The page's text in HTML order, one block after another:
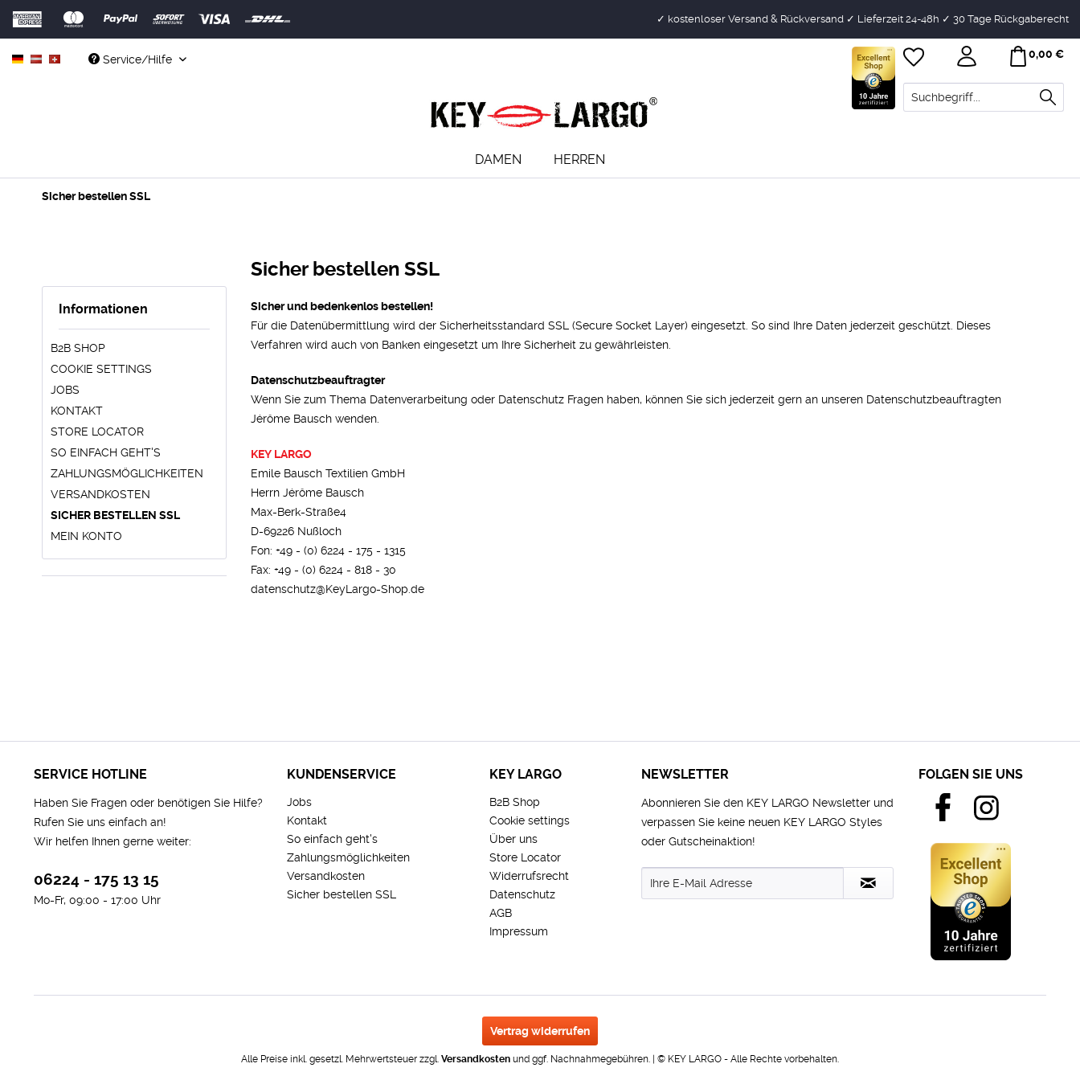
✓ kostenloser Versand & Rückversand ✓ Lieferzeit 24-48h ✓ 30 Tage Rückgaberecht
Service/Hilfe 0,00 €
DAMEN HERREN
Sicher bestellen SSL
Informationen
B2B SHOP
COOKIE SETTINGS
JOBS
KONTAKT
STORE LOCATOR
SO EINFACH GEHT'S
ZAHLUNGSMÖGLICHKEITEN
VERSANDKOSTEN
SICHER BESTELLEN SSL
MEIN KONTO
Sicher bestellen SSL
Sicher und bedenkenlos bestellen!
Für die Datenübermittlung wird der Sicherheitsstandard SSL (Secure Socket Layer) eingesetzt. So sind Ihre Daten jederzeit geschützt. Dieses
Verfahren wird auch von Banken eingesetzt um Ihre Sicherheit zu gewährleisten.
Datenschutzbeauftragter
Wenn Sie zum Thema Datenverarbeitung oder Datenschutz Fragen haben, können Sie sich jederzeit gern an unseren Datenschutzbeauftragten
Jérôme Bausch wenden.
KEY LARGO
Emile Bausch Textilien GmbH
Herrn Jérôme Bausch
Max-Berk-Straße4
D-69226 Nußloch
Fon: +49 - (0) 6224 - 175 - 1315
Fax: +49 - (0) 6224 - 818 - 30
datenschutz@KeyLargo-Shop.de
SERVICE HOTLINE
Haben Sie Fragen oder benötigen Sie Hilfe?
Rufen Sie uns einfach an!
Wir helfen Ihnen gerne weiter:
06224 - 175 13 15
Mo-Fr, 09:00 - 17:00 Uhr
KUNDENSERVICE
Jobs
Kontakt
So einfach geht's
Zahlungsmöglichkeiten
Versandkosten
Sicher bestellen SSL
KEY LARGO
B2B Shop
Cookie settings
Über uns
Store Locator
Widerrufsrecht
Datenschutz
AGB
Impressum
NEWSLETTER
Abonnieren Sie den KEY LARGO Newsletter und
verpassen Sie keine neuen KEY LARGO Styles
oder Gutscheinaktion!
FOLGEN SIE UNS
Vertrag widerrufen
Alle Preise inkl. gesetzl. Mehrwertsteuer zzgl. Versandkosten und ggf. Nachnahmegebühren. | © KEY LARGO - Alle Rechte vorbehalten.